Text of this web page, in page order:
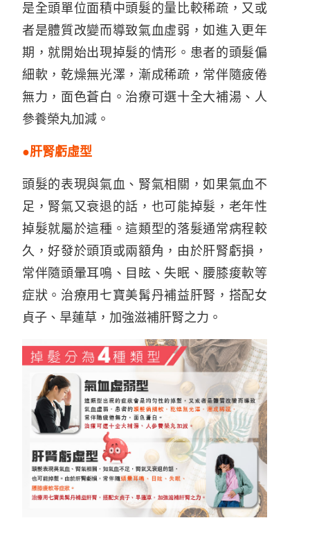
是全頭單位面積中頭髮的量比較稀疏，又或
者是體質改變而導致氣血虛弱，如進入更年
期，就開始出現掉髮的情形。患者的頭髮偏
細軟，乾燥無光澤，漸成稀疏，常伴隨疲倦
無力，面色蒼白。治療可選十全大補湯、人
參養榮丸加減。
●肝腎虧虛型
頭髮的表現與氣血、腎氣相關，如果氣血不
足，腎氣又衰退的話，也可能掉髮，老年性
掉髮就屬於這種。這類型的落髮通常病程較
久，好發於頭頂或兩額角，由於肝腎虧損，
常伴隨頭暈耳鳴、目眩、失眠、腰膝痠軟等
症狀。治療用七寶美髯丹補益肝腎，搭配女
貞子、旱蓮草，加強滋補肝腎之力。